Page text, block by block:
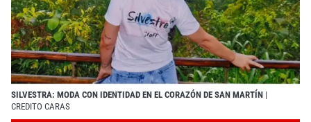
SILVESTRA: MODA CON IDENTIDAD EN EL CORAZÓN DE SAN MARTÍN |
CREDITO CARAS